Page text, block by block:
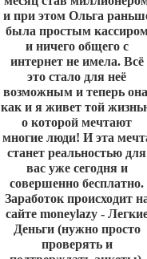
и при этом Ольга
была простым
и ничего общего с
интернет не имела. Всё
это стало для неё
возможным и теперь
как и я живет той
о которой мечтают
многие люди! И эта
станет реальностью для
вас уже сегодня и
совершенно бесплатно.
Заработок происходит
сайте moneylazy -
Деньги (нужно просто
проверять и